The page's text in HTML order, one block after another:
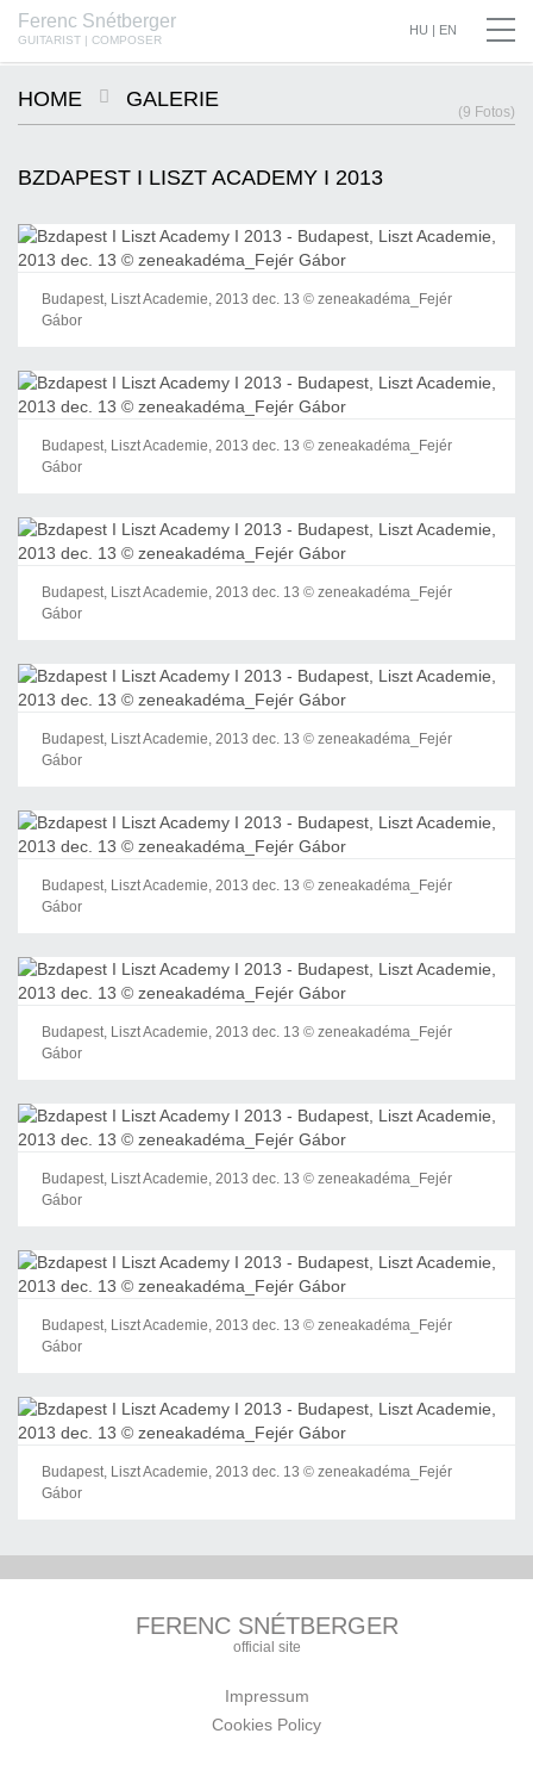
Ferenc Snétberger
GUITARIST | COMPOSER
HU | EN
SNÉTBERGER | JORMIN | BARON © SZILVIA CSIBI, MÜPA BUDAPEST
HOME GALERIE
(9 Fotos)
BZDAPEST I LISZT ACADEMY I 2013
Budapest, Liszt Academie, 2013 dec. 13 © zeneakadéma_Fejér
Gábor
Budapest, Liszt Academie, 2013 dec. 13 © zeneakadéma_Fejér
Gábor
Budapest, Liszt Academie, 2013 dec. 13 © zeneakadéma_Fejér
Gábor
Budapest, Liszt Academie, 2013 dec. 13 © zeneakadéma_Fejér
Gábor
Budapest, Liszt Academie, 2013 dec. 13 © zeneakadéma_Fejér
Gábor
Budapest, Liszt Academie, 2013 dec. 13 © zeneakadéma_Fejér
Gábor
Budapest, Liszt Academie, 2013 dec. 13 © zeneakadéma_Fejér
Gábor
Budapest, Liszt Academie, 2013 dec. 13 © zeneakadéma_Fejér
Gábor
Budapest, Liszt Academie, 2013 dec. 13 © zeneakadéma_Fejér
Gábor
FERENC SNÉTBERGER
official site
Impressum
Cookies Policy